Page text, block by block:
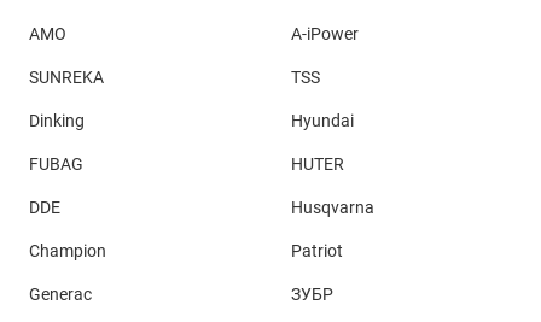
AMO A-iPower
SUNREKA TSS
Dinking Hyundai
FUBAG HUTER
DDE Husqvarna
Champion Patriot
Generac ЗУБР